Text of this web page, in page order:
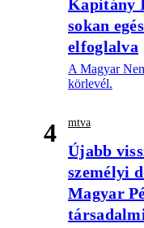
Kapitány
sokan
elfoglalva
A Magyar
körlevél.
4 mtva
Újabb
személyi
Magyar